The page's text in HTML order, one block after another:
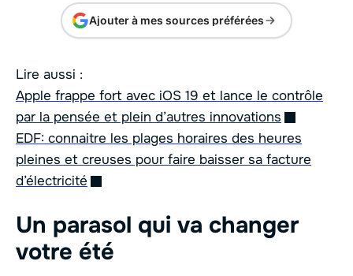
Ajouter à mes sources préférées
Lire aussi :
Apple frappe fort avec iOS 19 et lance le contrôle
par la pensée et plein d’autres innovations
EDF: connaitre les plages horaires des heures
pleines et creuses pour faire baisser sa facture
d’électricité
Un parasol qui va changer
votre été